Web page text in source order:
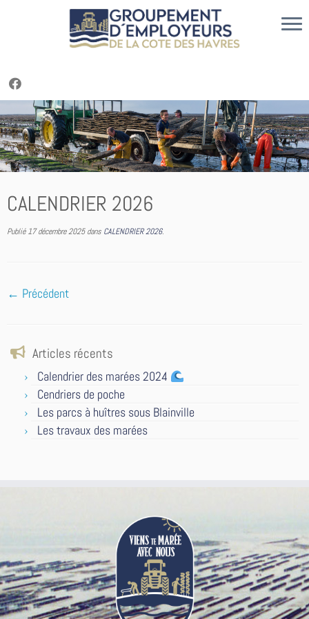
au
contenu
CALENDRIER 2026
Publié 17 décembre 2025dans CALENDRIER 2026.
← Précédent
Articles récents
Calendrier des marées 2024
Cendriers de poche
Les parcs à huîtres sous Blainville
Les travaux des marées
Cookies management panel